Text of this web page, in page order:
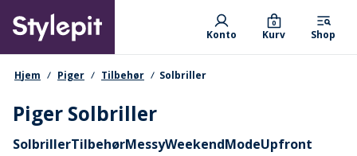
main
content
Primary departments
Konto Kurv
0
Shop
navigationssti
Hjem Piger Tilbehør Solbriller
Piger Solbriller
Hurtige links
SolbrillerTilbehørMessyWeekendModeUpfront